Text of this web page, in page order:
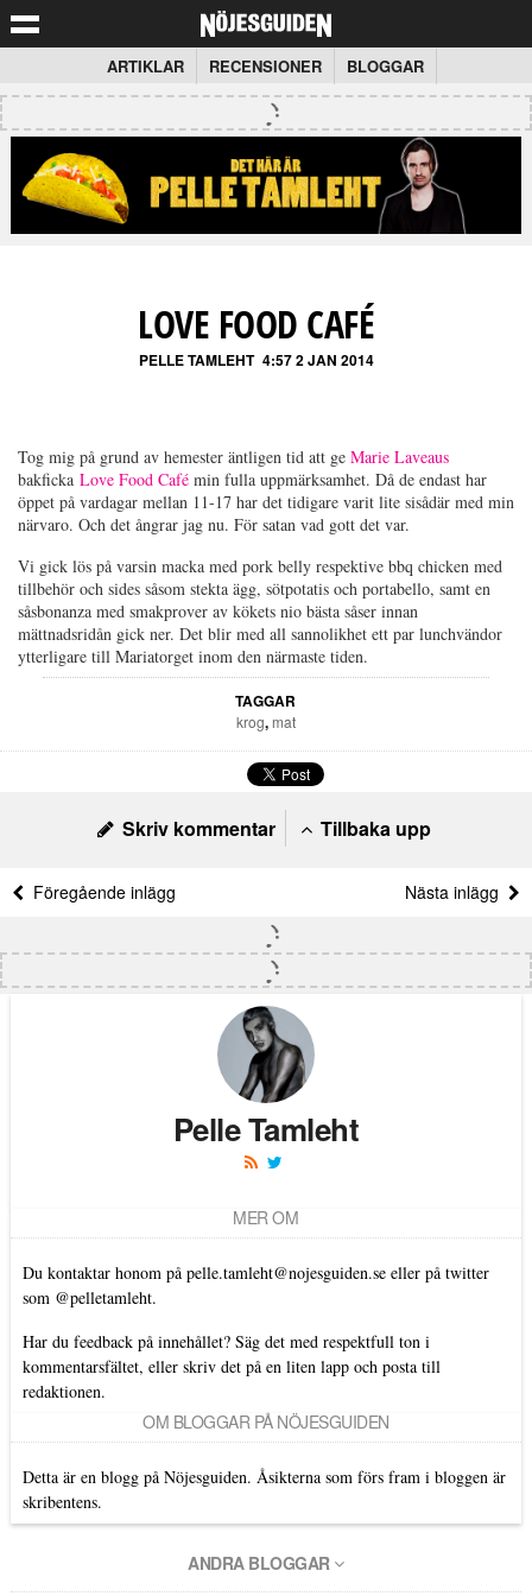
ARTIKLAR RECENSIONER BLOGGAR
LOVE FOOD CAFÉ
PELLE TAMLEHT 4:57 2 JAN 2014
Tog mig på grund av hemester äntligen tid att ge Marie Laveaus
bakficka Love Food Café min fulla uppmärksamhet. Då de endast har
öppet på vardagar mellan 11-17 har det tidigare varit lite sisådär med min
närvaro. Och det ångrar jag nu. För satan vad gott det var.
Vi gick lös på varsin macka med pork belly respektive bbq chicken med
tillbehör och sides såsom stekta ägg, sötpotatis och portabello, samt en
såsbonanza med smakprover av kökets nio bästa såser innan
mättnadsridån gick ner. Det blir med all sannolikhet ett par lunchvändor
ytterligare till Mariatorget inom den närmaste tiden.
TAGGAR
krog,mat
Skriv kommentar Tillbaka upp
Föregående inlägg Nästa inlägg
Pelle Tamleht
MER OM
Du kontaktar honom på pelle.tamleht@nojesguiden.seeller på twitter
som @pelletamleht.
Har du feedback på innehållet? Säg det med respektfull ton i
kommentarsfältet, eller skriv det på en liten lapp och posta till
redaktionen.
OM BLOGGAR PÅ NÖJESGUIDEN
Detta är en blogg på Nöjesguiden. Åsikterna som förs fram i bloggen är
skribentens.
ANDRA BLOGGAR